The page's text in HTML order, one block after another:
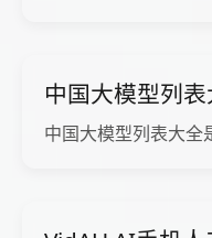
中国大模型列
中国大模型列表大全